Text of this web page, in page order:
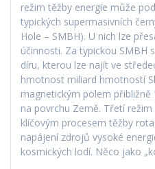
režim těžby energie může
typických supermasivních
Hole – SMBH). U nich lze
účinnosti. Za typickou SMBH
díru, kterou lze najít ve
hmotnost miliard hmotností
magnetickým polem
na povrchu Země. Třetí
klíčovým procesem těžby
napájení zdrojů vysoké
kosmických lodí. Něco jako